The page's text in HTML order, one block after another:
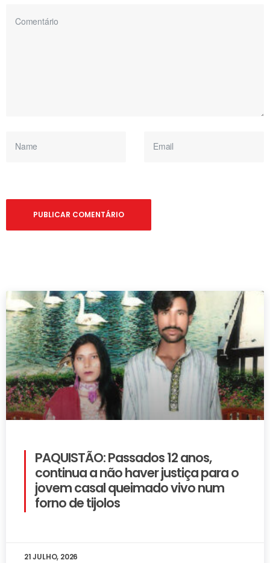
PAQUISTÃO: Passados 12 anos,
continua a não haver justiça para o
jovem casal queimado vivo num
forno de tijolos
21 JULHO, 2026